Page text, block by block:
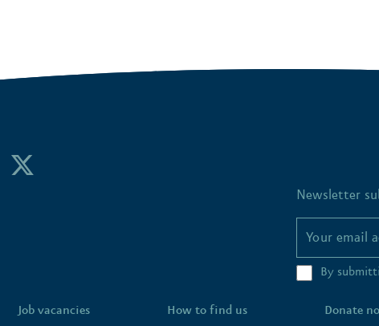
Newsletter
By
Job vacancies How to find us Donate